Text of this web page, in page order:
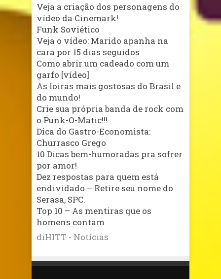
Veja a criação dos personagens do
vídeo da Cinemark!
Funk Soviético
Veja o vídeo: Marido apanha na
cara por 15 dias seguidos
Como abrir um cadeado com um
garfo [vídeo]
As loiras mais gostosas do Brasil e
do mundo!
Crie sua própria banda de rock com
o Punk-O-Matic!!!
Dica do Gastro-Economista:
Churrasco Grego
10 Dicas bem-humoradas pra sofrer
por amor!
Dez respostas para quem está
endividado – Retire seu nome do
Serasa, SPC.
Top 10 – As mentiras que os
homens contam
diHITT - Notícias